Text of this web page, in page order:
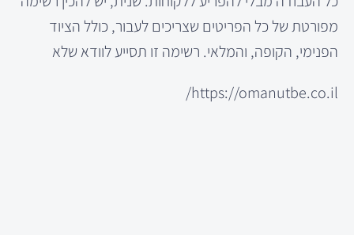
מפורטת של כל הפריטים שצריכים לעבור, כולל הציוד
הפנימי, הקופה, והמלאי. רשימה זו תסייע לוודא שלא
https://omanutbe.co.il/